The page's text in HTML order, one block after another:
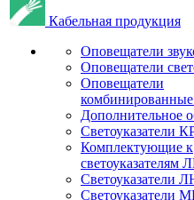
Кабельная продукция
Оповещатели
Оповещатели
Оповещатели
Дополнительное
Светоуказатели
Комплектующие к
Светоуказатели
Светоуказатели